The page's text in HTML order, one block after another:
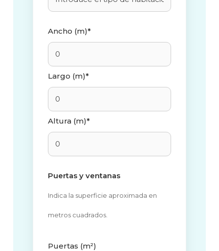
Ancho (m)*
Largo (m)*
Altura (m)*
Puertas y ventanas
Indica la superficie aproximada en
metros cuadrados.
Puertas (m²)